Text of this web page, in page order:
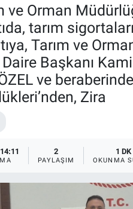
ve Orman
tarım
Tarım ve
Başkanı
ve
Zira
2
PAYLAŞIM
1 DK
OKUNMA